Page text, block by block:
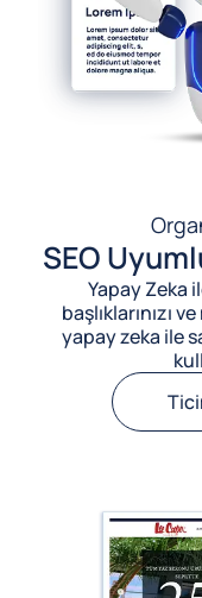
SEO
Yapay Zeka
başlıklarınızı
yapay zeka ile